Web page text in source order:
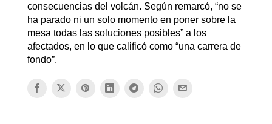
consecuencias del volcán. Según remarcó, “no se
ha parado ni un solo momento en poner sobre la
mesa todas las soluciones posibles” a los
afectados, en lo que calificó como “una carrera de
fondo”.